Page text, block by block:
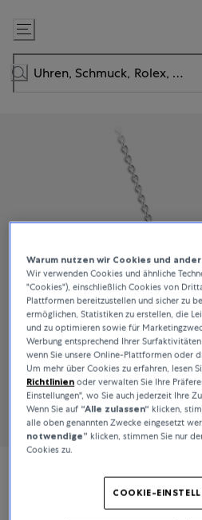
Zum
Inhalt
springen
Bucherer Fine Jewellery
Warum nutzen wir Cookies und
Wir verwenden Cookies und ähnliche
"Cookies"), einschließlich Cookies von
Plattformen bereitzustellen und sicher zu
ermöglichen, Statistiken zu erstellen, die
und zu optimieren sowie für
Werbung entsprechend Ihrer
wenn Sie unsere Online-Plattformen oder
Um mehr über Cookies zu erfahren, lesen
Richtlinien oder verwalten Sie Ihre
Einstellungen", wo Sie auch jederzeit Ihre
Wenn Sie auf “Alle zulassen“ klicken,
alle oben genannten Zwecke eingesetzt
notwendige” klicken, stimmen Sie nur
Cookies zu.
COOKIE-